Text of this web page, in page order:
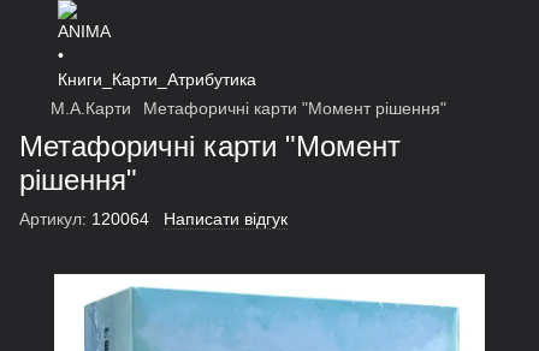
М.А.Карти Метафоричні карти "Момент рішення"
Метафоричні карти "Момент
рішення"
Артикул: 120064 Написати відгук